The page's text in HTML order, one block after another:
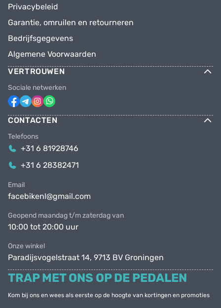
Privacybeleid
Garantie, omruilen en retourneren
Bedrijfsgegevens
Algemene Voorwaarden
VERTROUWEN
Sociale netwerken
CONTACTEN
Telefoons
+31 6 81928746
+31 6 28382471
Email
facebikenl@gmail.com
Geopend maandag t/m zaterdag van
10:00 tot 20:00 uur
Onze winkel
Paradijsvogelstraat 14, 9713 BV Groningen
TRAP MET ONS OP DE PEDALEN
Kom bij ons en wees als eerste op de hoogte van kortingen en promoties